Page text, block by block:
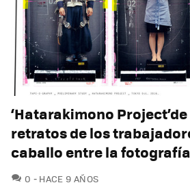
‘Hatarakimono
retratos de los
caballo entre la
0 COMENTARIOS
HACE 9 AÑOS